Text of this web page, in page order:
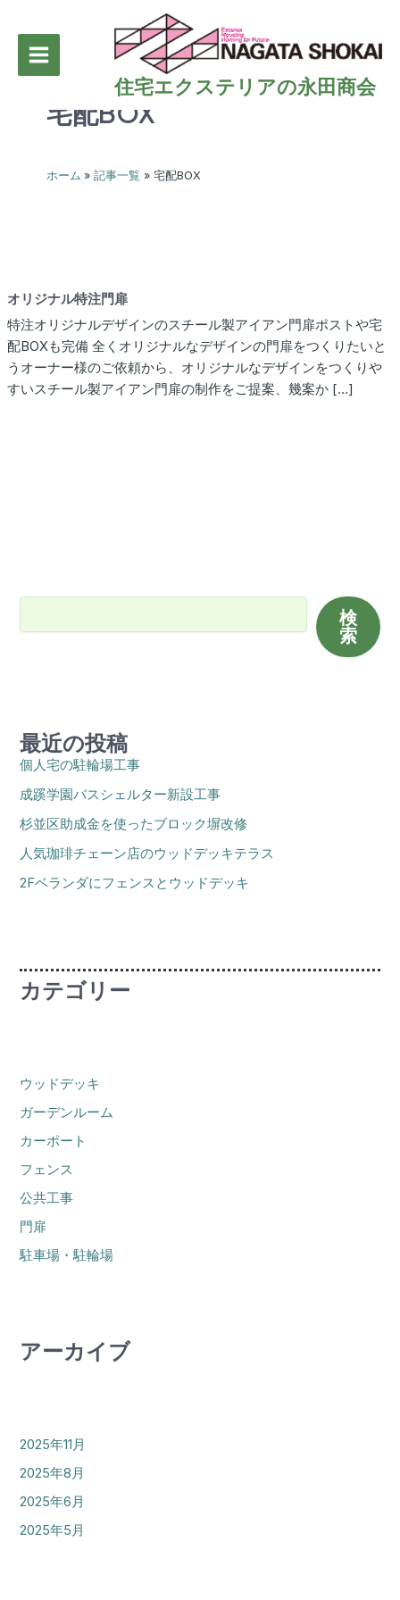
Main
Menu
住宅エクステリアの永田商会
宅配BOX
ホーム 記事一覧 宅配BOX
オリジナル特注門扉
特注オリジナルデザインのスチール製アイアン門扉ポストや宅
配BOXも完備 全くオリジナルなデザインの門扉をつくりたいと
うオーナー様のご依頼から、オリジナルなデザインをつくりや
すいスチール製アイアン門扉の制作をご提案、幾案か […]
検
索
最近の投稿
個人宅の駐輪場工事
成蹊学園バスシェルター新設工事
杉並区助成金を使ったブロック塀改修
人気珈琲チェーン店のウッドデッキテラス
2Fベランダにフェンスとウッドデッキ
カテゴリー
ウッドデッキ
ガーデンルーム
カーポート
フェンス
公共工事
門扉
駐車場・駐輪場
アーカイブ
2025年11月
2025年8月
2025年6月
2025年5月